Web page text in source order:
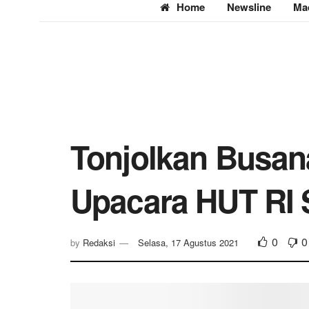
Home Newsline
Tonjolkan
Upacara HUT
by Redaksi Selasa, 17 Agustus 2021 0 0